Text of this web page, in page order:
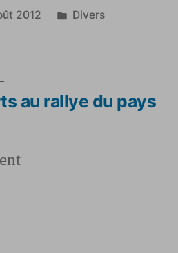
2012
Publié
Divers
Article
Article
suivant :
au rallye du pays